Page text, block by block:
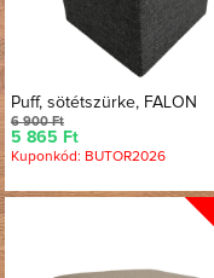
Puff, sötétszürke, FALON
6 900 Ft
5 865 Ft
Kuponkód: BUTOR2026